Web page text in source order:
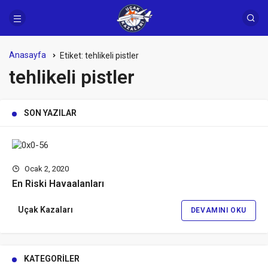
Anasayfa Etiket: tehlikeli pistler
tehlikeli pistler
SON YAZILAR
Ocak 2, 2020
En Riski Havaalanları
Uçak Kazaları DEVAMINI OKU
KATEGORILER